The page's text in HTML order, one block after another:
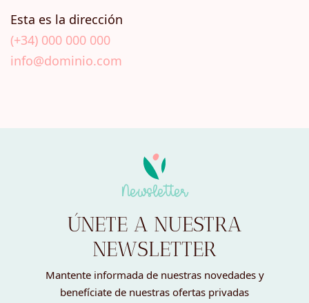
Esta es la dirección
(+34) 000 000 000
info@dominio.com
Newsletter
ÚNETE A NUESTRA
NEWSLETTER
Mantente informada de nuestras novedades y
benefíciate de nuestras ofertas privadas